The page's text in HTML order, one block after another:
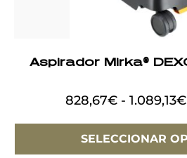
Aspirador Mirka®
828,67€ - 1.089,13€
SELECCIONAR